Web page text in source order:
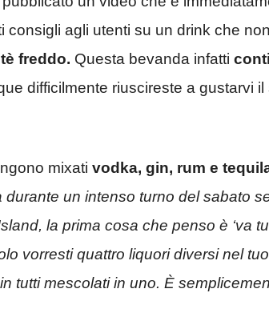
consigli agli utenti su un drink che
freddo. Questa bevanda infatti
difficilmente riuscireste a gustarvi
mixati vodka, gin, rum e
un intenso turno del sabato
la prima cosa che penso è ‘va
vorresti quattro liquori diversi nel
tutti mescolati in uno. È